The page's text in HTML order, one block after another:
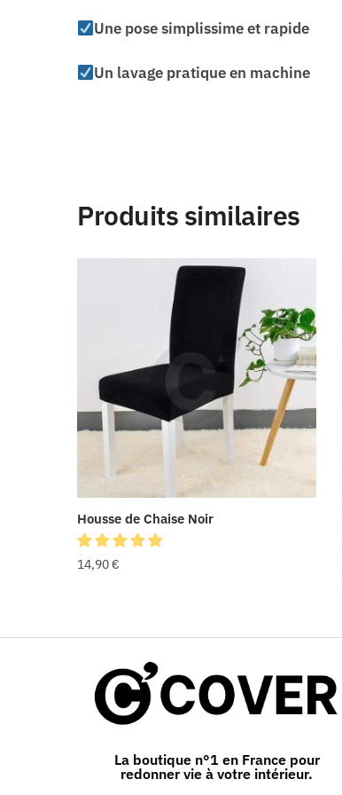
Une pose simplissime et rapide
Un lavage pratique en machine
Produits similaires
Housse de Chaise Noir
14,90€
La boutique n°1 en France pour
redonner vie à votre intérieur.